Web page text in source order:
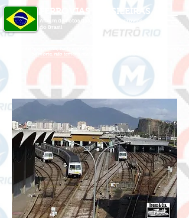
FERROVIAS BRASILEIRAS
Álbum de Fotos das Principais Ferrovias
do Brasil
da morte, não temerei mal algum, pois Tu estás comigo.